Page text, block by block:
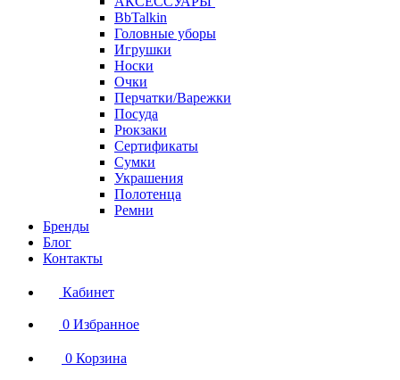
BbTalkin
Головные уборы
Игрушки
Носки
Очки
Перчатки/Варежки
Посуда
Рюкзаки
Сертификаты
Сумки
Украшения
Полотенца
Ремни
Бренды
Блог
Контакты
Кабинет
0 Избранное
0 Корзина